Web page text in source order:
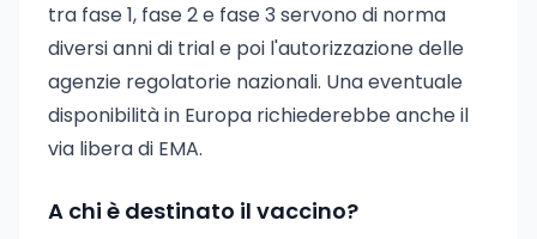
tra fase 1, fase 2 e fase 3 servono di norma
diversi anni di trial e poi l'autorizzazione delle
agenzie regolatorie nazionali. Una eventuale
disponibilità in Europa richiederebbe anche il
via libera di EMA.
A chi è destinato il vaccino?